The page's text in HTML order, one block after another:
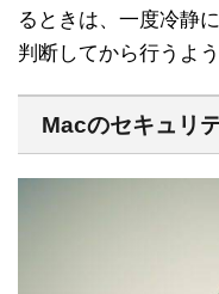
るときは、一度冷静
判断してから行うよ
Macのセキュリ